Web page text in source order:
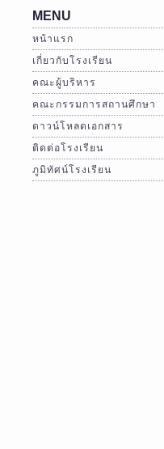
MENU
หน้าแรก
เกี่ยวกับโรงเรียน
คณะผู้บริหาร
คณะกรรมการสถานศึกษา
ดาวน์โหลดเอกสาร
ติดต่อโรงเรียน
ภูมิทัศน์โรงเรียน